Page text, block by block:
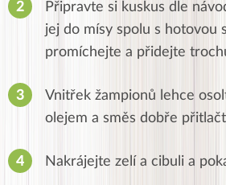
Připravte si kuskus dle
jej do mísy spolu s hotovou
promíchejte a přidejte
Vnitřek žampionů lehce
olejem a směs dobře
Nakrájejte zelí a cibuli a